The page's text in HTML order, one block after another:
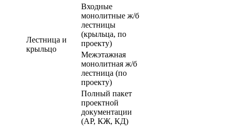
Лестница и
крыльцо
Входные
монолитные ж/б
лестницы
(крыльца, по
проекту)
Межэтажная
монолитная ж/б
лестница (по
проекту)
Полный пакет
проектной
документации
(АР, КЖ, КД)